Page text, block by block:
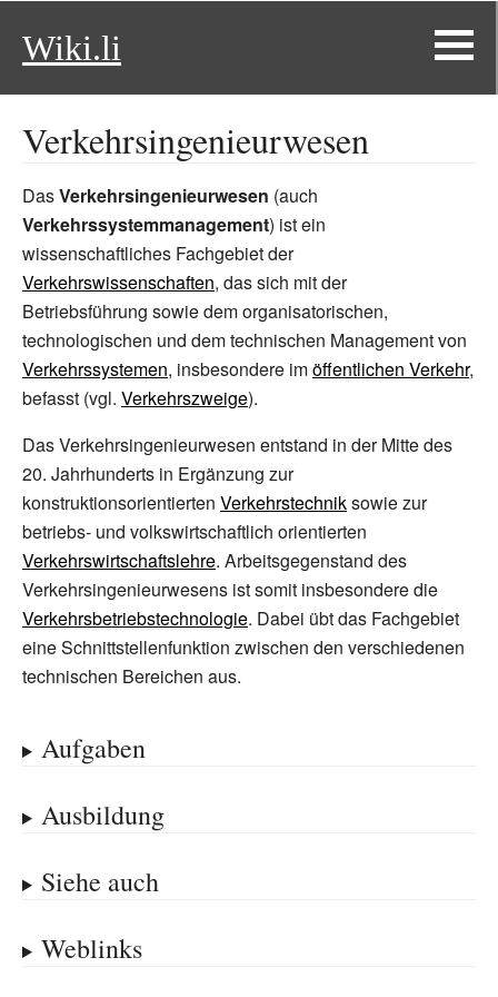
Wiki.li
Verkehrsingenieurwesen
DasVerkehrsingenieurwesen (auch
Verkehrssystemmanagement) ist ein
wissenschaftliches Fachgebiet der
Verkehrswissenschaften, das sich mit der
Betriebsführung sowie dem organisatorischen,
technologischen und dem technischen Management von
Verkehrssystemen, insbesondere imöffentlichen Verkehr,
befasst (vgl. Verkehrszweige).
Das Verkehrsingenieurwesen entstand in der Mitte des
20. Jahrhunderts in Ergänzung zur
konstruktionsorientierten Verkehrstechniksowie zur
betriebs- und volkswirtschaftlich orientierten
Verkehrswirtschaftslehre. Arbeitsgegenstand des
Verkehrsingenieurwesens ist somit insbesondere die
Verkehrsbetriebstechnologie. Dabei übt das Fachgebiet
eine Schnittstellenfunktion zwischen den verschiedenen
technischen Bereichen aus.
Aufgaben
Ausbildung
Siehe auch
Weblinks